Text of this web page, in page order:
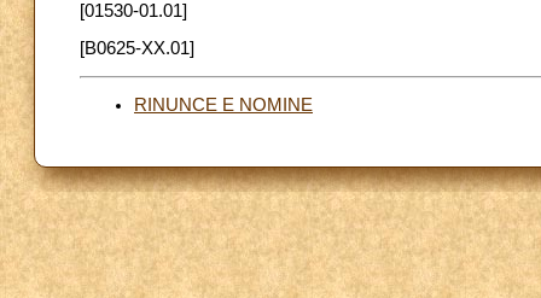
[01530-01.01]
[B0625-XX.01]
RINUNCE E NOMINE